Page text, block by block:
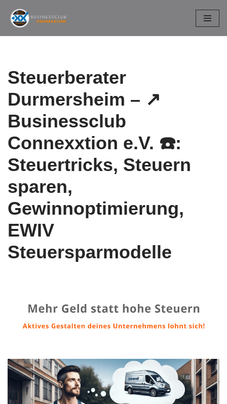
Zum
Steuerberater
Durmersheim – ↗️
Businessclub
Connexxtion e.V. ☎️:
Steuertricks, Steuern
sparen,
Gewinnoptimierung,
EWIV
Steuersparmodelle